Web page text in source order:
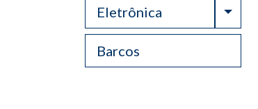
Eletrônica
Barcos